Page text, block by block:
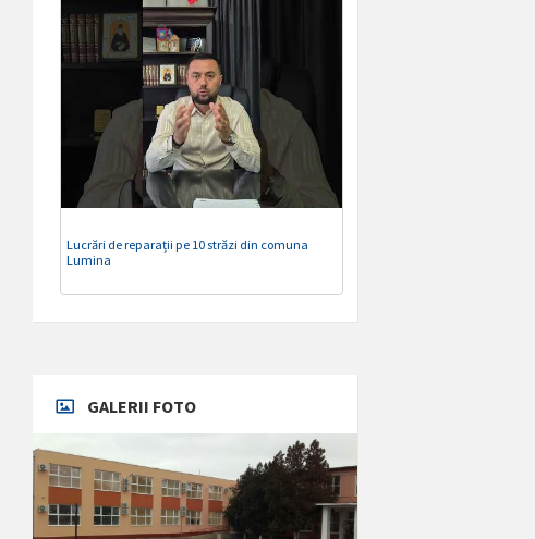
Lucrări de reparații pe 10 străzi din comuna
Lumina
GALERII FOTO